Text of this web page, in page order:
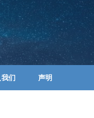
们 声明